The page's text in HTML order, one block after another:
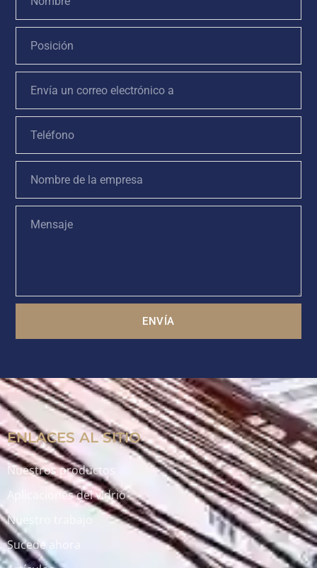
ENVÍA
ENLACES AL SITIO
Nuestros productos
Aplicaciones del vidrio
Nuestro trabajo
Sucede ahora